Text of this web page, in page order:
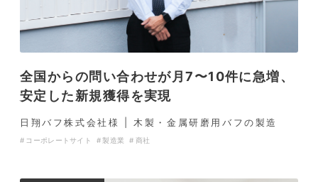
全国からの問い合わせが月7〜10件に急増、
安定した新規獲得を実現
日翔バフ株式会社様 | 木製・金属研磨用バフの製造
コーポレートサイト 製造業 商社